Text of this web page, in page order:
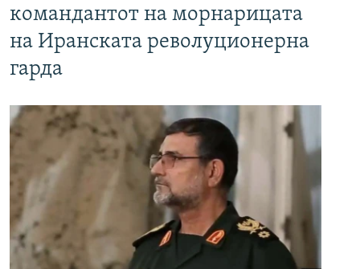
командантот на морнарицата
на Иранската револуционерна
гарда